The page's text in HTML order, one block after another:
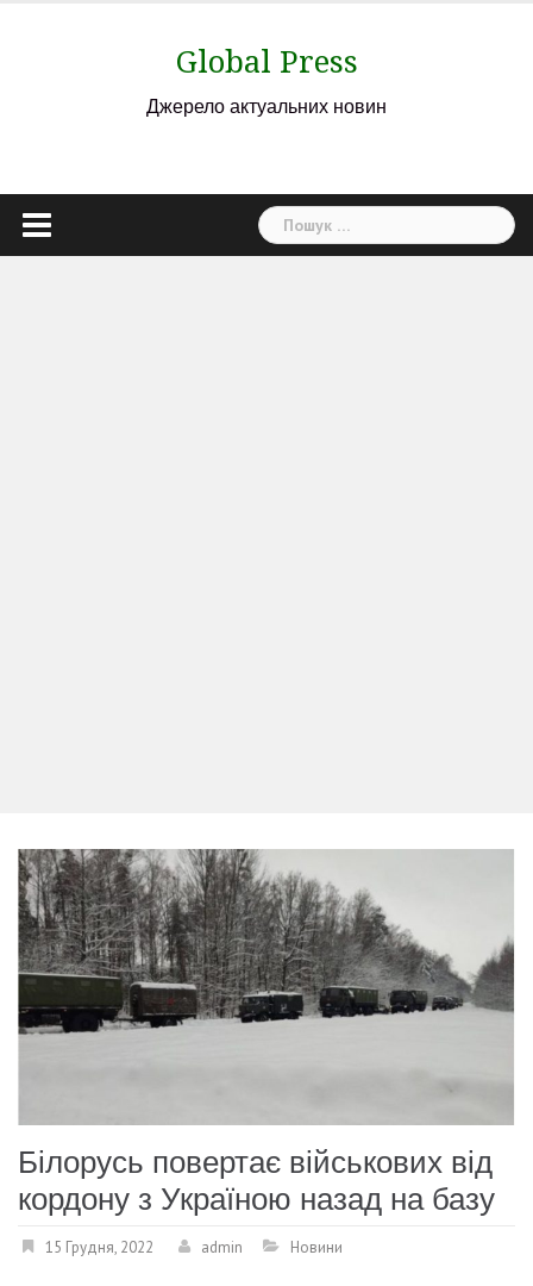
Global Press
Джерело актуальних новин
Пошук:
Білорусь повертає військових від
кордону з Україною назад на базу
15 Грудня, 2022 admin Новини